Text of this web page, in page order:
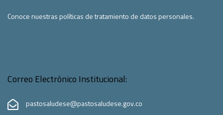
Conoce nuestras políticas de tratamiento de datos personales.
Correo Electrónico Institucional:
pastosaludese@pastosaludese.gov.co